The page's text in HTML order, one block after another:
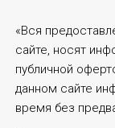
«Вся
сайте, носят
публичной
данном сайте
время без